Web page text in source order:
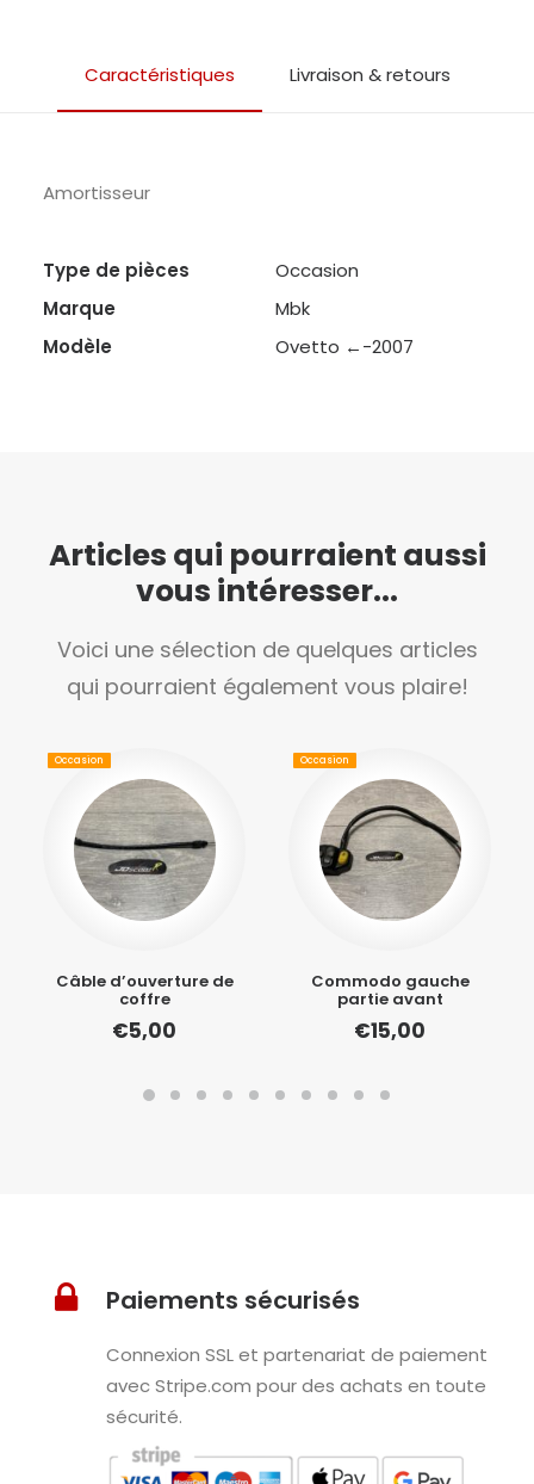
Caractéristiques Livraison & retours
Amortisseur
Type de pièces
Occasion
Marque
Mbk
Modèle
Ovetto ←-2007
Articles qui pourraient aussi
vous intéresser...
Voici une sélection de quelques articles
qui pourraient également vous plaire!
Câble d’ouverture de
coffre
€5,00
Occasion
Commodo gauche
partie avant
€15,00
Occasion
Paiements sécurisés
Connexion SSL et partenariat de paiement
avec Stripe.com pour des achats en toute
sécurité.